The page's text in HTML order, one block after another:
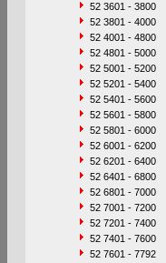
52 3601 - 3800
52 3801 - 4000
52 4001 - 4800
52 4801 - 5000
52 5001 - 5200
52 5201 - 5400
52 5401 - 5600
52 5601 - 5800
52 5801 - 6000
52 6001 - 6200
52 6201 - 6400
52 6401 - 6800
52 6801 - 7000
52 7001 - 7200
52 7201 - 7400
52 7401 - 7600
52 7601 - 7792